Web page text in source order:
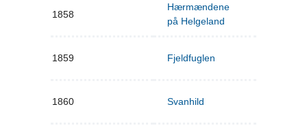
1858
Hærmændene
på Helgeland
1859 Fjeldfuglen
1860 Svanhild